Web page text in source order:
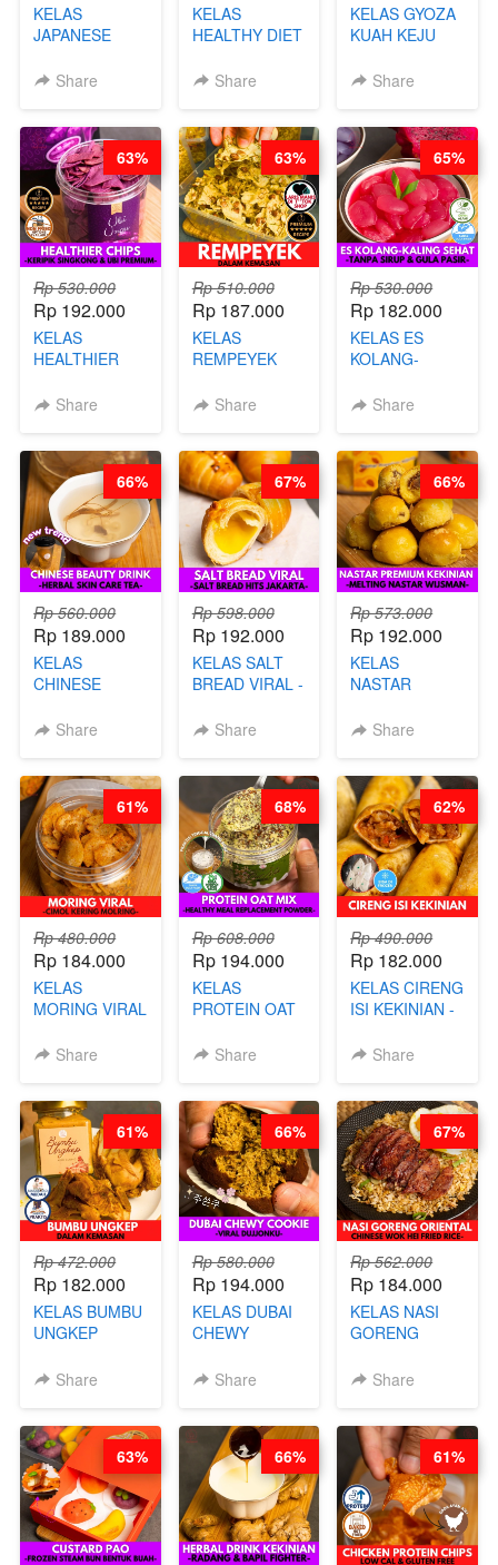
KELAS
JAPANESE
KARAAGE - BY
Share
KELAS
HEALTHY DIET
BY BARISTA
Share
KELAS GYOZA
KUAH KEJU
CHEF DITA
Share
Rp 530.000
Rp 192.000
KELAS
HEALTHIER
KERIPIK
BY CHEF DITA
Share
63%
Rp 510.000
Rp 187.000
KELAS
REMPEYEK
KEMASAN - BY
Share
63%
Rp 530.000
Rp 182.000
KELAS ES
KOLANG-
- TANPA SIRUP
Share
65%
Rp 560.000
Rp 189.000
KELAS
CHINESE
- HERBAL SKIN
ARISUDANA
Share
66%
Rp 598.000
Rp 192.000
KELAS SALT
BREAD VIRAL -
HITS JAKARTA
Share
67%
Rp 573.000
Rp 192.000
KELAS
NASTAR
KEKINIAN -
WIJSMAN- BY
CHEF DITA
Share
66%
Rp 480.000
Rp 184.000
KELAS
MORING VIRAL
KERING
Share
61%
Rp 608.000
Rp 194.000
KELAS
PROTEIN OAT
MEAL
BARISTA
ARISUDANA
Share
68%
Rp 490.000
Rp 182.000
KELAS CIRENG
ISI KEKINIAN -
Share
62%
Rp 472.000
Rp 182.000
KELAS BUMBU
UNGKEP
KEMASAN - BY
Share
61%
Rp 580.000
Rp 194.000
KELAS DUBAI
CHEWY
VIRAL
DITA
Share
66%
Rp 562.000
Rp 184.000
KELAS NASI
GORENG
CHINESE WOK
CHEF
STEPHANIE
Share
67%
63% 66% 61%